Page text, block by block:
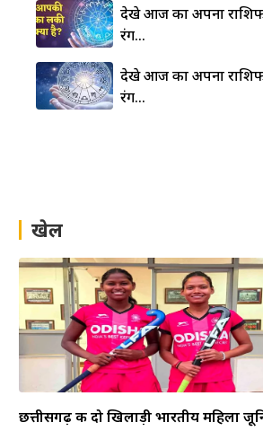
देखे आज का अपना
रंग…
देखे आज का अपना
रंग…
खेल
छत्तीसगढ़ की दो खिलाड़ी भारतीय महिला